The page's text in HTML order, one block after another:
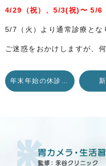
4/29 （祝）、5/3(祝)〜 5/6
5/7（火）より通常診療とな
ご迷惑をおかけしますが、
年末年始の休診について